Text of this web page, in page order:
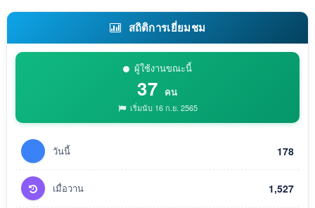
สถิติการเยี่ยมชม
ผู้ใช้งานขณะนี้
37 คน
เริ่มนับ 16 ก.ย. 2565
วันนี้ 178
เมื่อวาน 1,527